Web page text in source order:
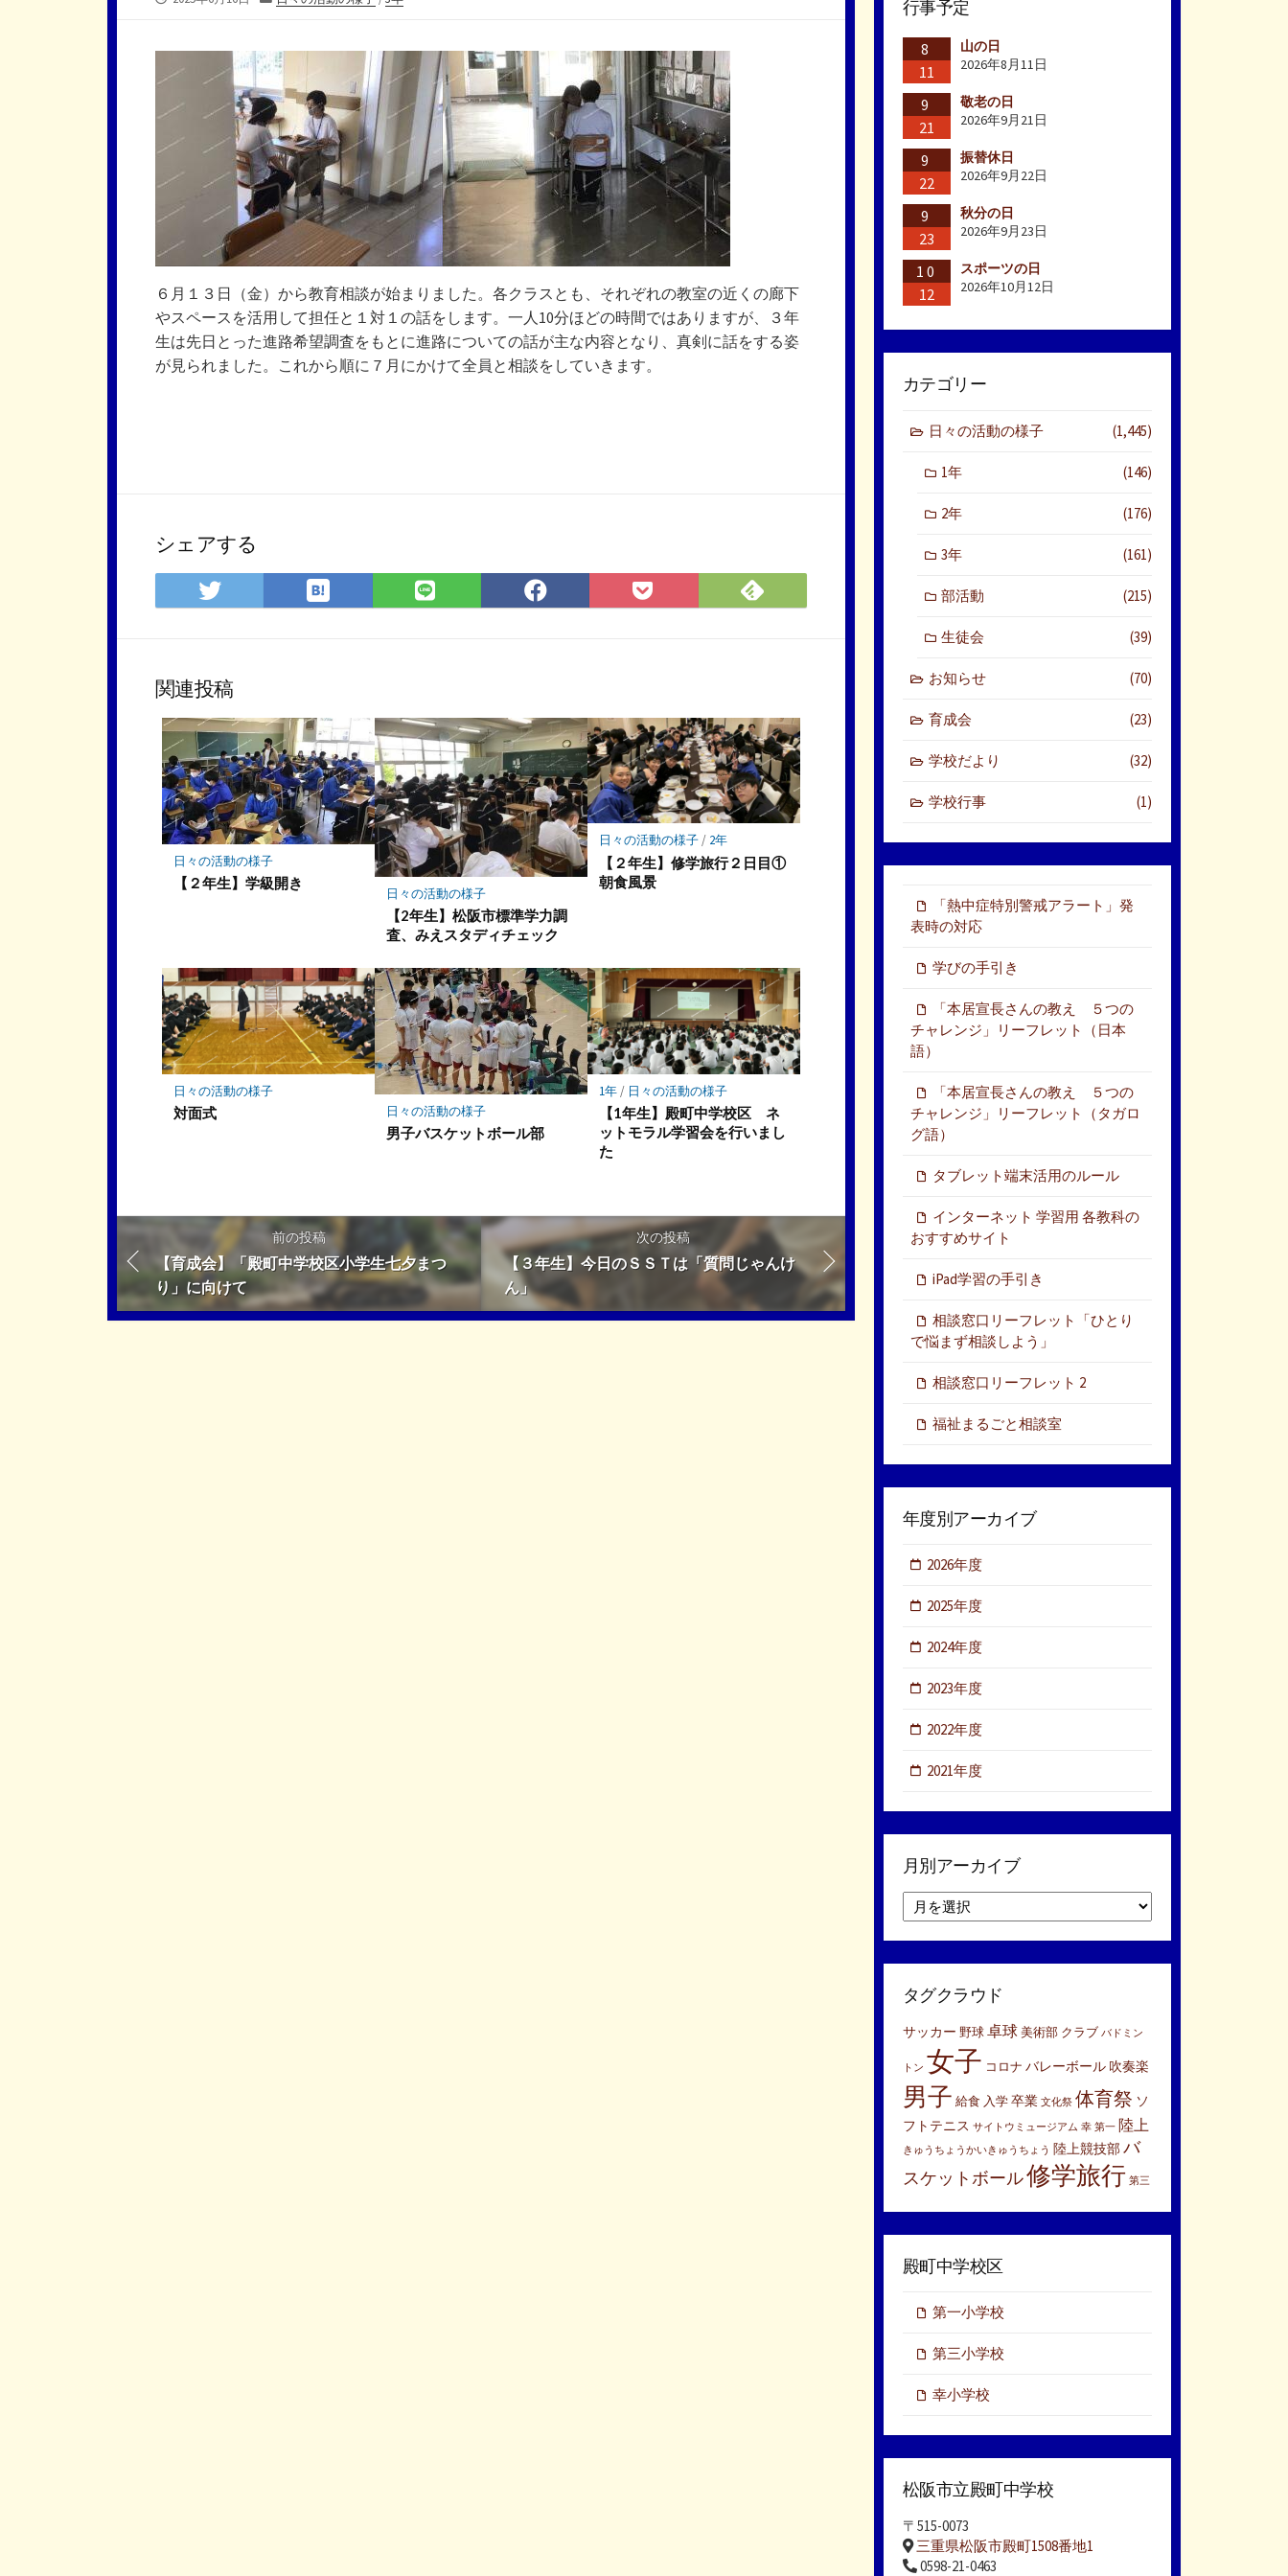
リ
ー
６月１３日（金）から教育相談が始まりました。各クラスとも、それぞれの教室の近くの廊下
やスペースを活用して担任と１対１の話をします。一人10分ほどの時間ではありますが、３年
生は先日とった進路希望調査をもとに進路についての話が主な内容となり、真剣に話をする姿
が見られました。これから順に７月にかけて全員と相談をしていきます。
シェアする
Twitter
で
ア
は
て
マ
ー
ク
に
保
存
LINE
で
Facebook
で
Pocket
に
Feedly
で
関連投稿
日々の活動の様子
【２年生】学級開き
日々の活動の様子
【2年生】松阪市標準学力調
査、みえスタディチェック
日々の活動の様子/ 2年
【２年生】修学旅行２日目①
朝食風景
日々の活動の様子
対面式 日々の活動の様子
男子バスケットボール部
1年/ 日々の活動の様子
【1年生】殿町中学校区 ネ
ットモラル学習会を行いまし
た
前の投稿
【育成会】「殿町中学校区小学生七夕まつ
り」に向けて
次の投稿
【３年生】今日のＳＳＴは「質問じゃんけ
ん」
行事予定
8
11
山の日
2026年8月11日
9
21
敬老の日
2026年9月21日
9
22
振替休日
2026年9月22日
9
23
秋分の日
2026年9月23日
10
12
スポーツの日
2026年10月12日
カテゴリー
日々の活動の様子 (1,445)
1年 (146)
2年 (176)
3年 (161)
部活動 (215)
生徒会 (39)
お知らせ (70)
育成会 (23)
学校だより (32)
学校行事 (1)
「熱中症特別警戒アラート」発
表時の対応
学びの手引き
「本居宣長さんの教え ５つの
チャレンジ」リーフレット（日本
語）
「本居宣長さんの教え ５つの
チャレンジ」リーフレット（タガロ
グ語）
タブレット端末活用のルール
インターネット 学習用 各教科の
おすすめサイト
iPad学習の手引き
相談窓口リーフレット「ひとり
で悩まず相談しよう」
相談窓口リーフレット 2
福祉まるごと相談室
年度別アーカイブ
2026年度
2025年度
2024年度
2023年度
2022年度
2021年度
月別アーカイブ
別
ア
ー
イ
タグクラウド
サッカー 野球 卓球 美術部 クラブ バドミン
トン 女子 コロナ バレーボール 吹奏楽
男子 給食 入学 卒業 文化祭 体育祭 ソ
フトテニス サイトウミュージアム 幸 第一 陸上
きゅうちょうかいきゅうちょう 陸上競技部バ
スケットボール修学旅行 第三
殿町中学校区
第一小学校
第三小学校
幸小学校
松阪市立殿町中学校
〒515-0073
三重県松阪市殿町1508番地1
0598-21-0463